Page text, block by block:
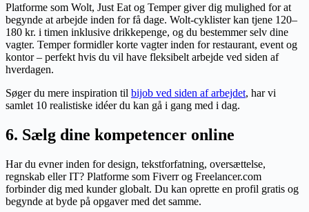
Platforme som Wolt, Just Eat og Temper giver dig mulighed for at
begynde at arbejde inden for få dage. Wolt-cyklister kan tjene 120–
180 kr. i timen inklusive drikkepenge, og du bestemmer selv dine
vagter. Temper formidler korte vagter inden for restaurant, event og
kontor – perfekt hvis du vil have fleksibelt arbejde ved siden af
hverdagen.
Søger du mere inspiration til bijob ved siden af arbejdet, har vi
samlet 10 realistiske idéer du kan gå i gang med i dag.
6. Sælg dine kompetencer online
Har du evner inden for design, tekstforfatning, oversættelse,
regnskab eller IT? Platforme som Fiverr og Freelancer.com
forbinder dig med kunder globalt. Du kan oprette en profil gratis og
begynde at byde på opgaver med det samme.